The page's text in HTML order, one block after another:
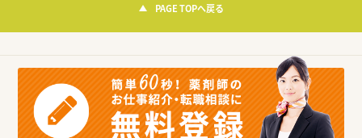
PAGE TOPへ戻る